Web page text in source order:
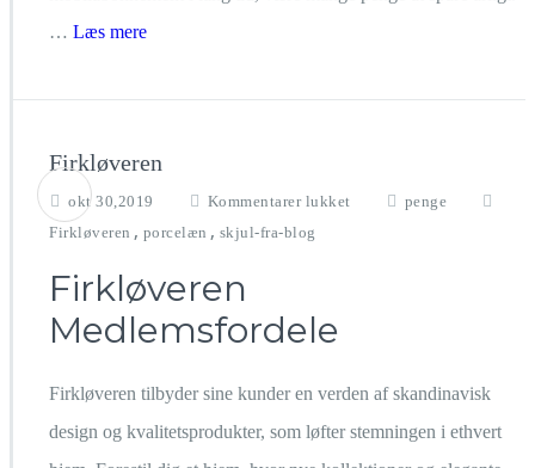
… Læs mere
Firkløveren
okt 30,2019 Kommentarer lukket
penge
Firkløveren , porcelæn , skjul-fra-blog
Firkløveren
Medlemsfordele
Firkløveren tilbyder sine kunder en verden af skandinavisk
design og kvalitetsprodukter, som løfter stemningen i ethvert